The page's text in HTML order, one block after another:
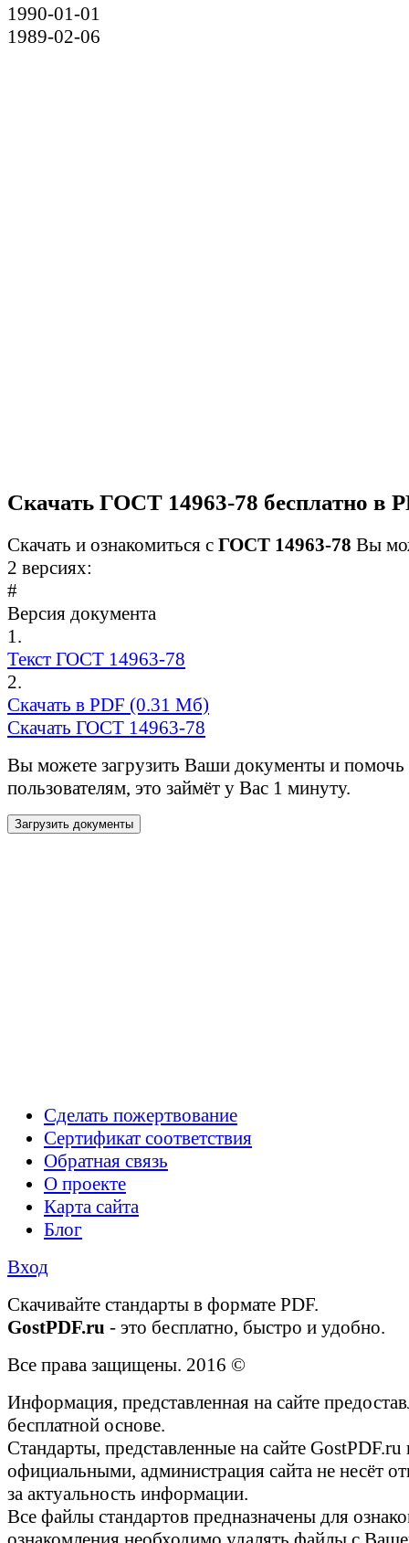
1990-01-01
1989-02-06
Скачать ГОСТ 14963-78 бесплатно в
Скачать и ознакомиться с ГОСТ 14963-78 Вы
2 версиях:
#
Версия документа
1.
Текст ГОСТ 14963-78
2.
Скачать в PDF (0.31 Мб)
Скачать ГОСТ 14963-78
Вы можете загрузить Ваши документы и
пользователям, это займёт у Вас 1 минуту.
Загрузить документы
Сделать пожертвование
Сертификат соответствия
Обратная связь
О проекте
Карта сайта
Блог
Вход
Cкачивайте стандарты в формате PDF.
GostPDF.ru - это бесплатно, быстро и удобно.
Все права защищены. 2016 ©
Информация, представленная на сайте
бесплатной основе.
Стандарты, представленные на сайте GostPDF.ru
официальными, администрация сайта не несёт
за актуальность информации.
Все файлы стандартов предназначены для